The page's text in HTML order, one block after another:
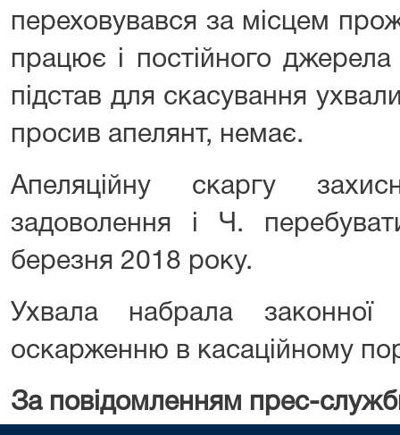
переховувався за місцем
працює і постійного
підстав для скасування
просив апелянт, немає.
Апеляційну скаргу
задоволення і Ч.
березня 2018 року.
Ухвала набрала
оскарженню в касаційному
За повідомленням прес-